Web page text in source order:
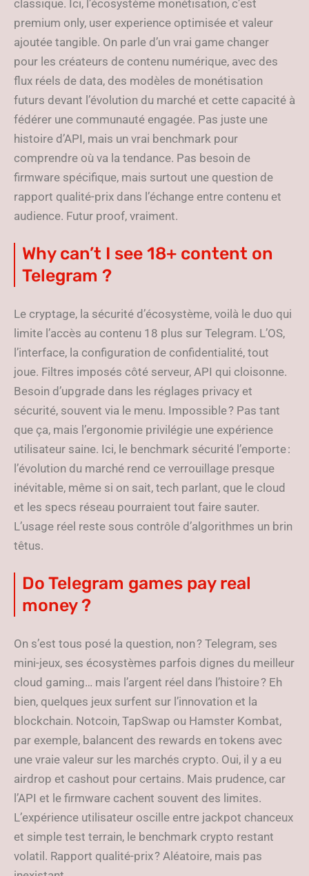
classique. Ici, l’écosystème monétisation, c’est
premium only, user experience optimisée et valeur
ajoutée tangible. On parle d’un vrai game changer
pour les créateurs de contenu numérique, avec des
flux réels de data, des modèles de monétisation
futurs devant l’évolution du marché et cette capacité à
fédérer une communauté engagée. Pas juste une
histoire d’API, mais un vrai benchmark pour
comprendre où va la tendance. Pas besoin de
firmware spécifique, mais surtout une question de
rapport qualité-prix dans l’échange entre contenu et
audience. Futur proof, vraiment.
Why can’t I see 18+ content on
Telegram ?
Le cryptage, la sécurité d’écosystème, voilà le duo qui
limite l’accès au contenu 18 plus sur Telegram. L’OS,
l’interface, la configuration de confidentialité, tout
joue. Filtres imposés côté serveur, API qui cloisonne.
Besoin d’upgrade dans les réglages privacy et
sécurité, souvent via le menu. Impossible ? Pas tant
que ça, mais l’ergonomie privilégie une expérience
utilisateur saine. Ici, le benchmark sécurité l’emporte :
l’évolution du marché rend ce verrouillage presque
inévitable, même si on sait, tech parlant, que le cloud
et les specs réseau pourraient tout faire sauter.
L’usage réel reste sous contrôle d’algorithmes un brin
têtus.
Do Telegram games pay real
money ?
On s’est tous posé la question, non ? Telegram, ses
mini-jeux, ses écosystèmes parfois dignes du meilleur
cloud gaming… mais l’argent réel dans l’histoire ? Eh
bien, quelques jeux surfent sur l’innovation et la
blockchain. Notcoin, TapSwap ou Hamster Kombat,
par exemple, balancent des rewards en tokens avec
une vraie valeur sur les marchés crypto. Oui, il y a eu
airdrop et cashout pour certains. Mais prudence, car
l’API et le firmware cachent souvent des limites.
L’expérience utilisateur oscille entre jackpot chanceux
et simple test terrain, le benchmark crypto restant
volatil. Rapport qualité-prix ? Aléatoire, mais pas